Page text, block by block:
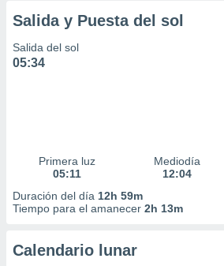
Salida y Puesta del sol
Salida del sol
05:34
Primera luz
05:11
Mediodía
12:04
Duración del día 12h 59m
Tiempo para el amanecer 2h 13m
Calendario lunar